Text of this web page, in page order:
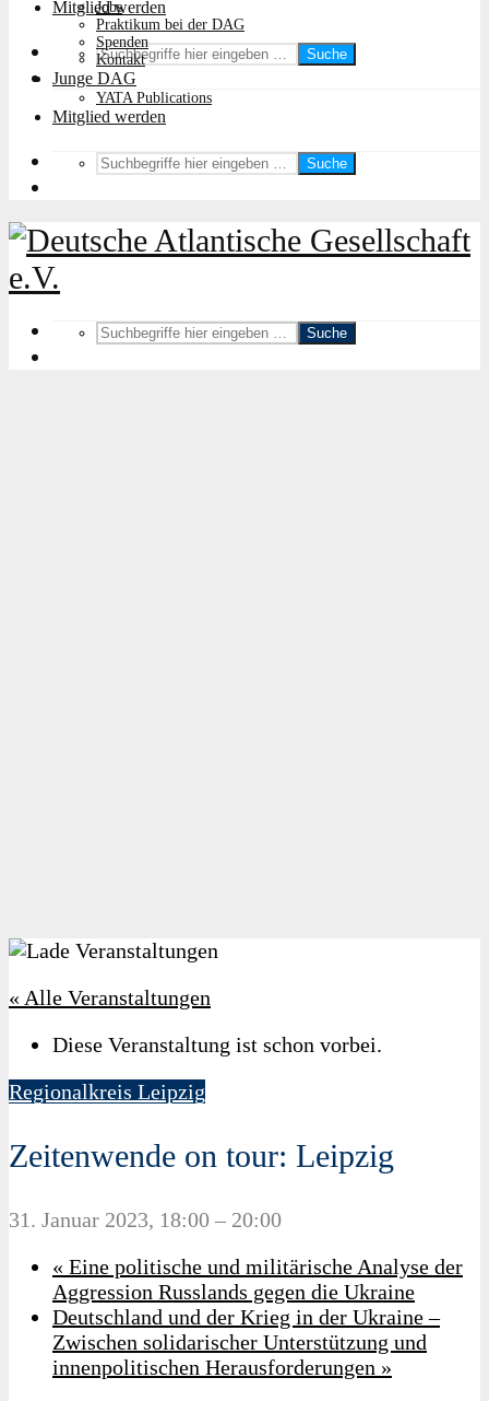
Mitglied werden
Suche
Jobs
Praktikum bei der DAG
Spenden
Kontakt
Junge DAG
YATA Publications
Mitglied werden
Suche
Suche
« Alle Veranstaltungen
Diese Veranstaltung ist schon vorbei.
Regionalkreis Leipzig
Zeitenwende on tour: Leipzig
31. Januar 2023, 18:00 – 20:00
« Eine politische und militärische Analyse der
Aggression Russlands gegen die Ukraine
Deutschland und der Krieg in der Ukraine –
Zwischen solidarischer Unterstützung und
innenpolitischen Herausforderungen »